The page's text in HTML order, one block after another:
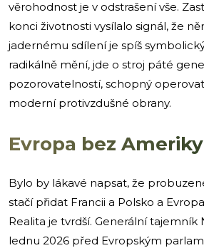
věrohodnost je v odstrašení vše.
konci životnosti vysílalo signál, že
jadernému sdílení je spíš
radikálně mění, jde o stroj páté
pozorovatelností, schopný
moderní protivzdušné obrany.
Evropa bez
Bylo by lákavé napsat, že
stačí přidat Francii a Polsko a
Realita je tvrdší. Generální tajemník
lednu 2026 před Evropským